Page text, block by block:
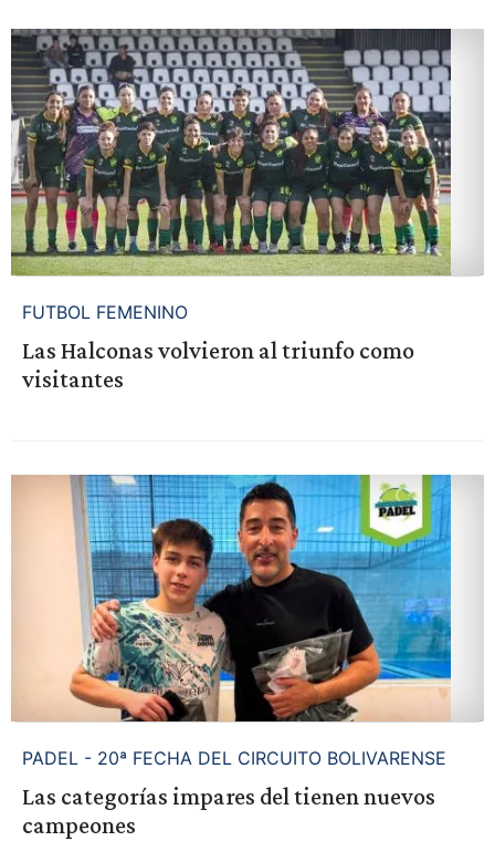
FUTBOL FEMENINO
Las Halconas volvieron al triunfo como
visitantes
PADEL - 20ª FECHA DEL CIRCUITO BOLIVARENSE
Las categorías impares del tienen nuevos
campeones